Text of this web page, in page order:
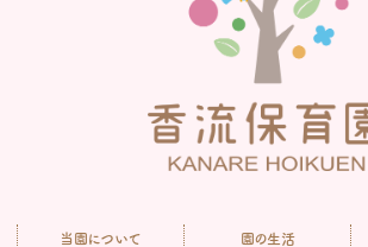
当園について 園の生活